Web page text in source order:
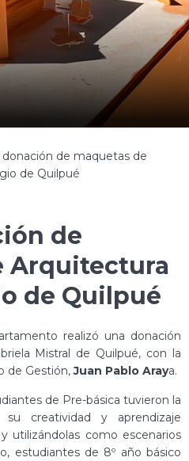
donación de maquetas de
de Quilpué
de
Arquitectura
de Quilpué
realizó una donación
Mistral de Quilpué, con la
de Gestión,Juan Pablo Araya.
de Pre-básica tuvieron la
creatividad y aprendizaje
utilizándolas como escenarios
estudiantes de 8º año básico